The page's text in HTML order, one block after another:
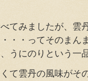
てみましたが、雲
・・ってそのまん
うにのりという一
て雲丹の風味がそ